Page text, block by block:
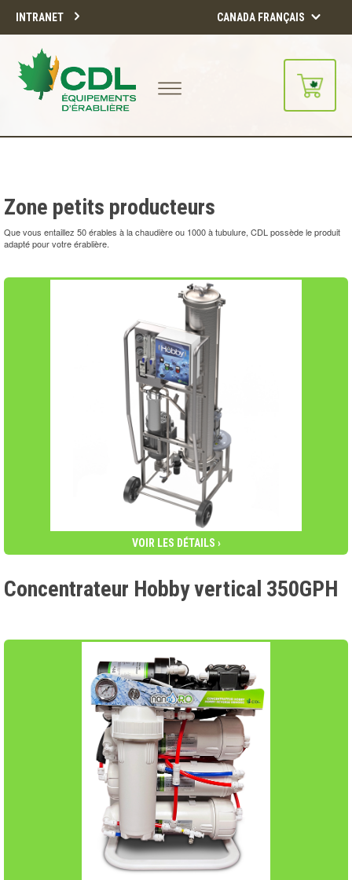
INTRANET CANADA FRANÇAIS
CONTINUER
Zone petits producteurs
Que vous entaillez 50 érables à la chaudière ou 1000 à tubulure, CDL possède le produit
adapté pour votre érablière.
VOIR LES DÉTAILS ›
Concentrateur Hobby vertical 350GPH